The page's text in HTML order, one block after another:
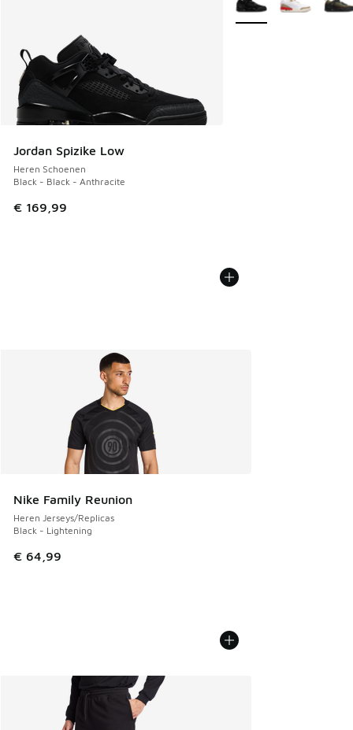
Jordan Spizike Low
Heren Schoenen
Black - Black - Anthracite
€ 169,99
Nike Family Reunion
Heren Jerseys/Replicas
Black - Lightening
€ 64,99